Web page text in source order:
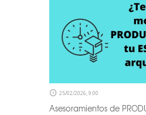
25/02/2026, 9:00
Asesoramientos de